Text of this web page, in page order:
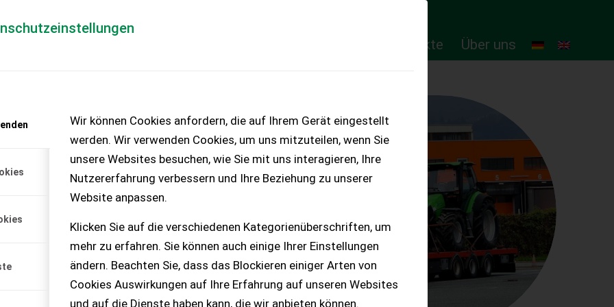
Wir können Cookies anfordern, die auf Ihrem Gerät eingestellt
werden. Wir verwenden Cookies, um uns mitzuteilen, wenn Sie
unsere Websites besuchen, wie Sie mit uns interagieren, Ihre
Nutzererfahrung verbessern und Ihre Beziehung zu unserer
Website anpassen.
Klicken Sie auf die verschiedenen Kategorienüberschriften, um
mehr zu erfahren. Sie können auch einige Ihrer Einstellungen
ändern. Beachten Sie, dass das Blockieren einiger Arten von
Cookies Auswirkungen auf Ihre Erfahrung auf unseren Websites
und auf die Dienste haben kann, die wir anbieten können.
Online-Produkte Über uns
– KEINE
Forsthelm
Bei Interesse einfach